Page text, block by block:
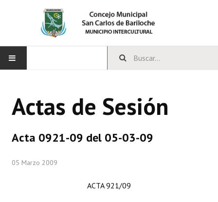
CONCEJO
Actas de Sesión
Acta 0921-09 del 05-03-09
05 Marzo 2009
ACTA 921/09